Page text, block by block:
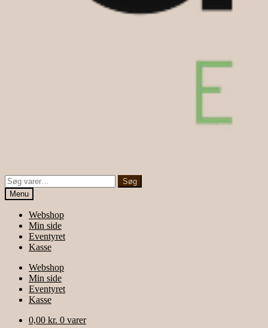
Søg
efter:
Søg
Menu
Webshop
Min side
Eventyret
Kasse
Webshop
Min side
Eventyret
Kasse
0,00 kr. 0 varer